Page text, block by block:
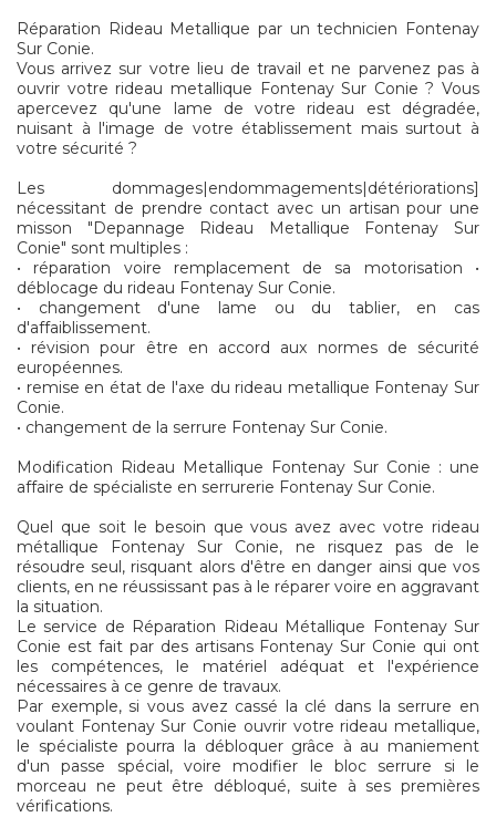
Réparation Rideau Metallique par un technicien Fontenay
Sur Conie.
Vous arrivez sur votre lieu de travail et ne parvenez pas à
ouvrir votre rideau metallique Fontenay Sur Conie ? Vous
apercevez qu'une lame de votre rideau est dégradée,
nuisant à l'image de votre établissement mais surtout à
votre sécurité ?
Les dommages|endommagements|détériorations]
nécessitant de prendre contact avec un artisan pour une
misson "Depannage Rideau Metallique Fontenay Sur
Conie" sont multiples :
• réparation voire remplacement de sa motorisation •
déblocage du rideau Fontenay Sur Conie.
• changement d'une lame ou du tablier, en cas
d'affaiblissement.
• révision pour être en accord aux normes de sécurité
européennes.
• remise en état de l'axe du rideau metallique Fontenay Sur
Conie.
• changement de la serrure Fontenay Sur Conie.
Modification Rideau Metallique Fontenay Sur Conie : une
affaire de spécialiste en serrurerie Fontenay Sur Conie.
Quel que soit le besoin que vous avez avec votre rideau
métallique Fontenay Sur Conie, ne risquez pas de le
résoudre seul, risquant alors d'être en danger ainsi que vos
clients, en ne réussissant pas à le réparer voire en aggravant
la situation.
Le service de Réparation Rideau Métallique Fontenay Sur
Conie est fait par des artisans Fontenay Sur Conie qui ont
les compétences, le matériel adéquat et l'expérience
nécessaires à ce genre de travaux.
Par exemple, si vous avez cassé la clé dans la serrure en
voulant Fontenay Sur Conie ouvrir votre rideau metallique,
le spécialiste pourra la débloquer grâce à au maniement
d'un passe spécial, voire modifier le bloc serrure si le
morceau ne peut être débloqué, suite à ses premières
vérifications.